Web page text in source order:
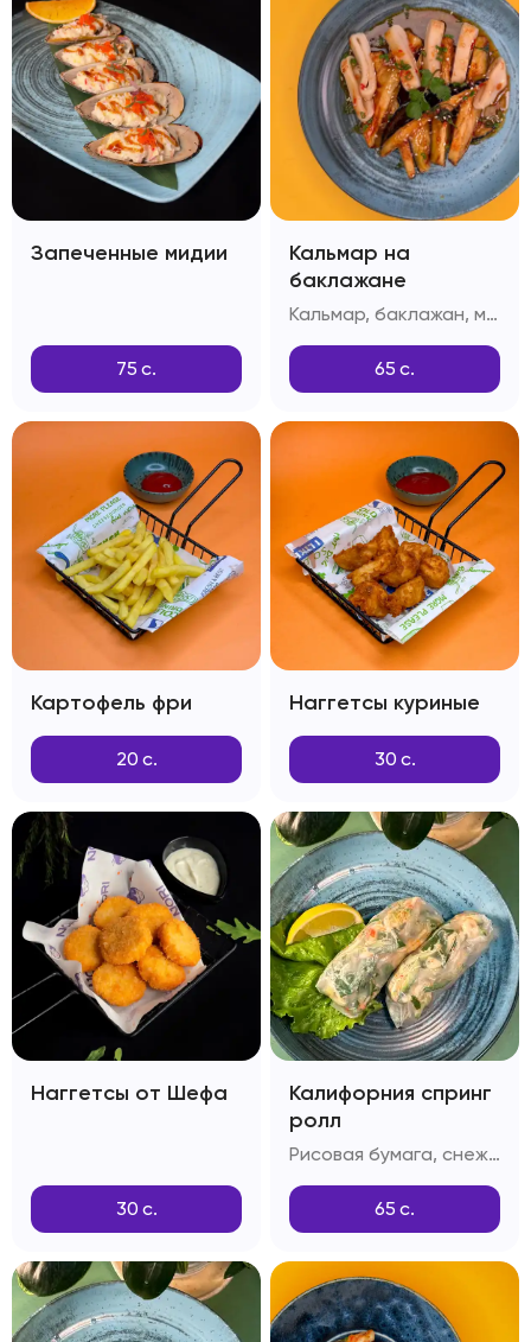
Запеченные мидии
75 с.
Кальмар на
баклажане
Кальмар, баклажан, масло сливочное, зелень, фирменный соус
65 с.
Картофель фри
20 с.
Наггетсы куриные
30 с.
Наггетсы от Шефа
30 с.
Калифорния спринг
ролл
Рисовая бумага, снежный краб, огурец, тобико
65 с.